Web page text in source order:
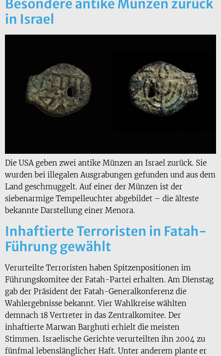
Besondere antike Münzen zurück
in Israel
Die USA geben zwei antike Münzen an Israel zurück. Sie
wurden bei illegalen Ausgrabungen gefunden und aus dem
Land geschmuggelt. Auf einer der Münzen ist der
siebenarmige Tempelleuchter abgebildet – die älteste
bekannte Darstellung einer Menora.
Inhaftierte Terroristen in Fatah-
Führung gewählt
Verurteilte Terroristen haben Spitzenpositionen im
Führungskomitee der Fatah-Partei erhalten. Am Dienstag
gab der Präsident der Fatah-Generalkonferenz die
Wahlergebnisse bekannt. Vier Wahlkreise wählten
demnach 18 Vertreter in das Zentralkomitee. Der
inhaftierte Marwan Barghuti erhielt die meisten
Stimmen. Israelische Gerichte verurteilten ihn 2004 zu
fünfmal lebenslänglicher Haft. Unter anderem plante er